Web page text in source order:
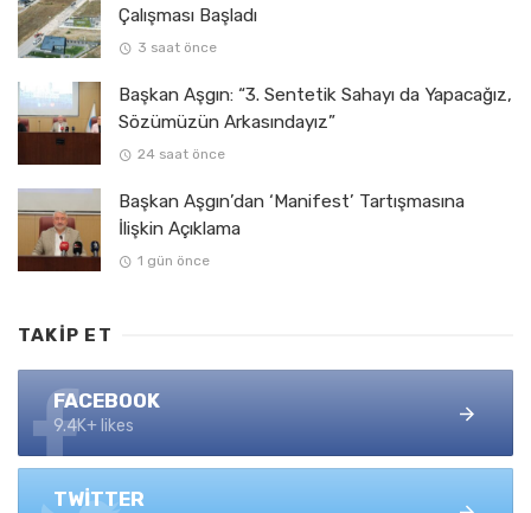
Çalışması Başladı
3 saat önce
Başkan Aşgın: “3. Sentetik Sahayı da Yapacağız,
Sözümüzün Arkasındayız”
24 saat önce
Başkan Aşgın’dan ‘Manifest’ Tartışmasına
İlişkin Açıklama
1 gün önce
TAKIP ET
FACEBOOK
9.4K+ likes
TWITTER